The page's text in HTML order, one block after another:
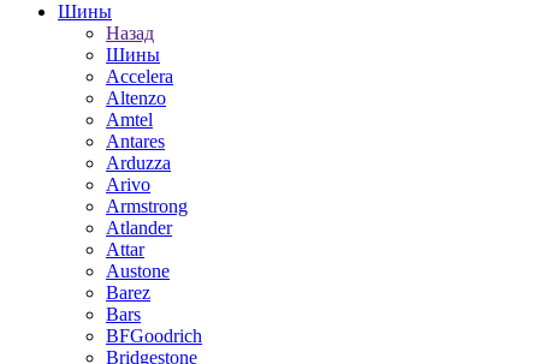
Шины
Назад
Шины
Accelera
Altenzo
Amtel
Antares
Arduzza
Arivo
Armstrong
Atlander
Attar
Austone
Barez
Bars
BFGoodrich
Bridgestone